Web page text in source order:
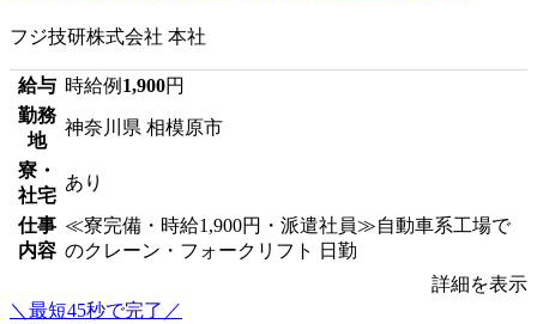
フジ技研株式会社 本社
給与 時給例 1,900円
勤務
地
神奈川県 相模原市
寮・
社宅
あり
仕事
内容
≪寮完備・時給1,900円・派遣社員≫自動車系工場で
のクレーン・フォークリフト 日勤
詳細を表示
＼最短45秒で完了／